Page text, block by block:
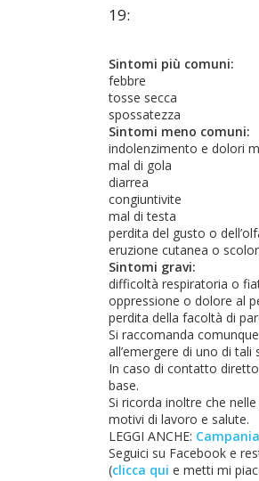
19:
Sintomi più comuni:
febbre
tosse secca
spossatezza
Sintomi meno comuni:
indolenzimento e dolori
mal di gola
diarrea
congiuntivite
mal di testa
perdita del gusto o
eruzione cutanea o
Sintomi gravi:
difficoltà respiratoria o
oppressione o dolore al
perdita della facoltà di
Si raccomanda
all’emergere di uno di
In caso di contatto
base.
Si ricorda inoltre che
motivi di lavoro e salute.
LEGGI ANCHE:
Seguici su Facebook e
(clicca qui e metti mi